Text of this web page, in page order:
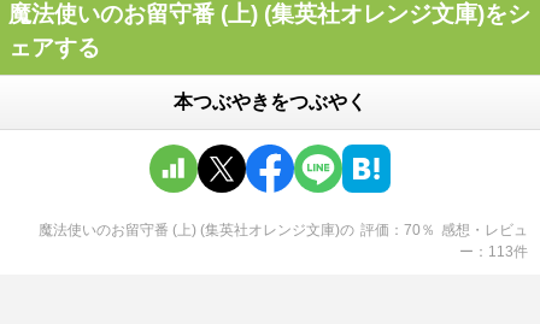
魔法使いのお留守番 (上) (集英社オレンジ文庫)をシ
ェアする
本つぶやきをつぶやく
魔法使いのお留守番 (上) (集英社オレンジ文庫)の 評価 70 ％ 感想・レビュ
ー
113件